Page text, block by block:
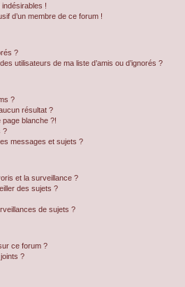
!
d’un membre de ce forum !
?
utilisateurs de ma liste d’amis ou d’ignorés ?
?
résultat ?
blanche ?!
?
messages et sujets ?
et la surveillance ?
des sujets ?
de sujets ?
ce forum ?
?